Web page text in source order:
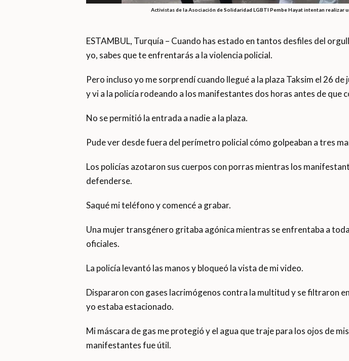
Activistas de la Asociación de Solidaridad LGBTI Pembe Hayat intentan realizar
ESTAMBUL, Turquía – Cuando has estado en tantos desfiles del
yo, sabes que te enfrentarás a la violencia policial.
Pero incluso yo me sorprendí cuando llegué a la plaza Taksim el 26 de
y vi a la policía rodeando a los manifestantes dos horas antes de que
No se permitió la entrada a nadie a la plaza.
Pude ver desde fuera del perímetro policial cómo golpeaban a tres
Los policías azotaron sus cuerpos con porras mientras los
defenderse.
Saqué mi teléfono y comencé a grabar.
Una mujer transgénero gritaba agónica mientras se enfrentaba a
oficiales.
La policía levantó las manos y bloqueó la vista de mi video.
Dispararon con gases lacrimógenos contra la multitud y se filtraron
yo estaba estacionado.
Mi máscara de gas me protegió y el agua que traje para los ojos de
manifestantes fue útil.